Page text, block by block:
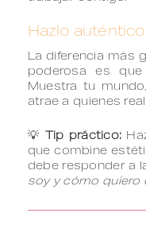
Hazlo auténtico
La diferencia más
poderosa es
Muestra tu
atrae a quienes
💡 Tip práctico:
que combine
debe responder a
soy y cómo quiero